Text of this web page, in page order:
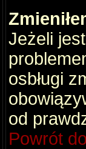
Jeżeli
osbługi
od
Powrót